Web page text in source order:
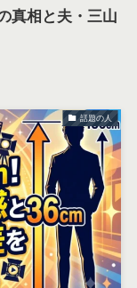
真相と夫・三山
話題の人